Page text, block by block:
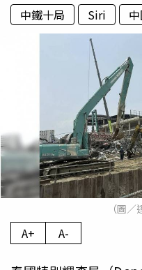
中鐵十局
Siri
（圖／
A+ A-